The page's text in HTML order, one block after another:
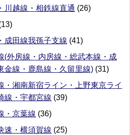
川越線・相鉄線直通 (26)
成田線我孫子支線 (41)
(外房線・内房線・総武本線・成
金線・鹿島線・久留里線) (31)
・湘南新宿ライン・上野東京ライ
線・宇都宮線 (39)
・京葉線 (36)
速・横須賀線 (25)